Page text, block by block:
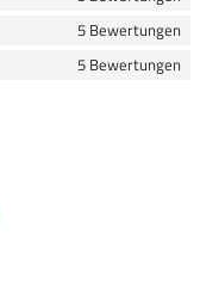
5 Bewertungen
5 Bewertungen